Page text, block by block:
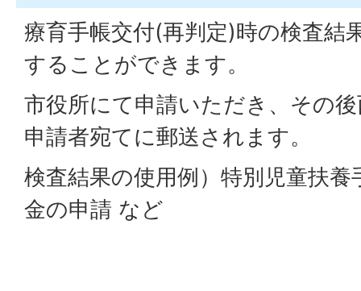
療育手帳交付(再判定)時の検査結
することができます。
市役所にて申請いただき、その
申請者宛てに郵送されます。
検査結果の使用例）特別児童扶養
金の申請 など